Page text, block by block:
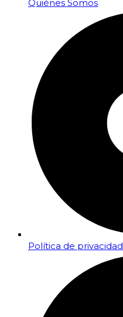
Quiénes Somos
Política de privacidad